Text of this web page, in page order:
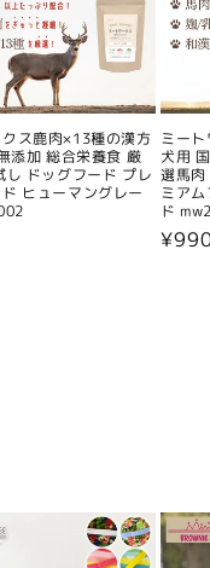
ス鹿肉×13種の漢方
添加 総合栄養食 厳
し ドッグフード プレ
ヒューマングレー
ミー
犬用
選馬
ミア
ド
通